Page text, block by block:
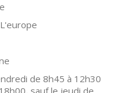
de 8h45 à 12h30
sauf le jeudi de